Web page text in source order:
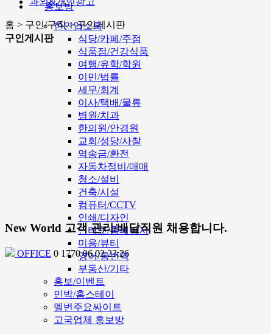
홍보방
한인업소록
식당/카페/주점
식품점/건강식품
여행/유학/학원
이민/법률
세무/회계
이사/택배/물류
병원/치과
한의원/안경원
교회/성당/사찰
역송금/환전
자동차정비/매매
청소/설비
건축/시설
컴퓨터/CCTV
인쇄/디자인
인터넷/홈페이지
미용/뷰티
영어/통번역
부동산/기타
홍보/이벤트
민박/홈스테이
멜번주요싸이트
고국업체 홍보방
홈 > 구인/구직 > 구인게시판
구인게시판
New World 고객 관리/배달직원 채용합니다.
OFFICE 0 177006.02 23:26